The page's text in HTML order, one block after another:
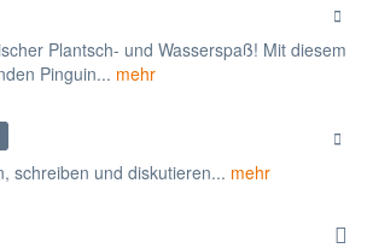
Plantsch- und Wasserspaß! Mit diesem
Pinguin... mehr
schreiben und diskutieren... mehr